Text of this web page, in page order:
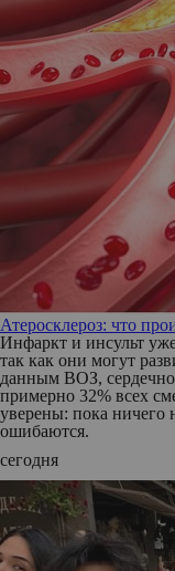
Атеросклероз: что
Инфаркт и инсульт
так как они могут
данным ВОЗ,
примерно 32% всех
уверены: пока ничего
ошибаются.
сегодня